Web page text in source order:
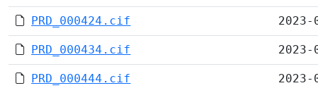
PRD_000424.cif
PRD_000434.cif
PRD_000444.cif